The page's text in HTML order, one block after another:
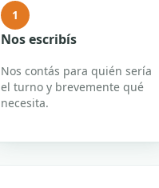
1
Nos escribís
Nos contás para quién sería
el turno y brevemente qué
necesita.